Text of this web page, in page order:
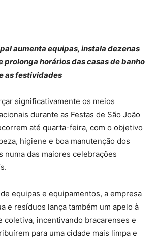
aumenta equipas, instala dezenas
prolonga horários das casas de banho
as festividades
significativamente os meios
durante as Festas de São João
até quarta-feira, com o objetivo
higiene e boa manutenção dos
numa das maiores celebrações
equipas e equipamentos, a empresa
e resíduos lança também um apelo à
coletiva, incentivando bracarenses e
para uma cidade mais limpa e